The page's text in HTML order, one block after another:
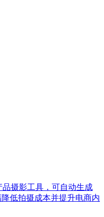
摄影工具，可自动生成
低拍摄成本并提升电商内